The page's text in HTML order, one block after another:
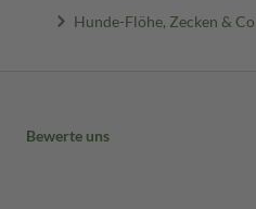
Hunde-Flöhe, Zecken & Co
Bewerte uns